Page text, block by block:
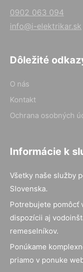
0902 063 094
info@i-elektrikar.sk
Dôležité
O nás
Kontakt
Ochrana osobných
Informácie k
Všetky naše služby
Slovenska.
Potrebujete pomôcť
dispozícii aj
remeselníkov.
Ponúkame
priamo v ponuke